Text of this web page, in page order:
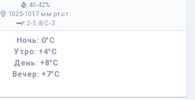
: 40-42%
: 1025-1017 мм рт.ст.
: 2-3,
С-З
Ночь: 0°C
Утро: +4°C
День: +8°C
Вечер: +7°C